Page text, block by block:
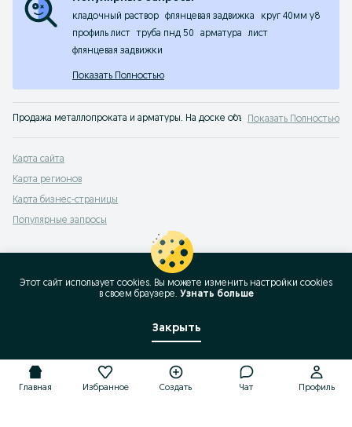
кладочный раствор флянцевая задвижка
круг 40мм у8
профиль лист
труба пнд 50 арматура
лист
флянцевая задвижки
Показать Полностью
Продажа металлопроката и арматуры. На доске объявлений OLX.uz
Показать Полностью
Карта сайта
Карта регионов
Карта бизнес-страницы
Популярные запросы
Главная Избранное Создать Чат Профиль
Этот сайт использует cookies. Вы можете изменить настройки cookies
в своeм браузере. Узнать больше
Закрыть